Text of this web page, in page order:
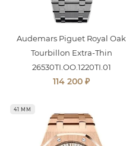
Audemars Piguet Royal Oak
Tourbillon Extra-Thin
26530TI.OO.1220TI.01
114 200 ₽
41 ММ